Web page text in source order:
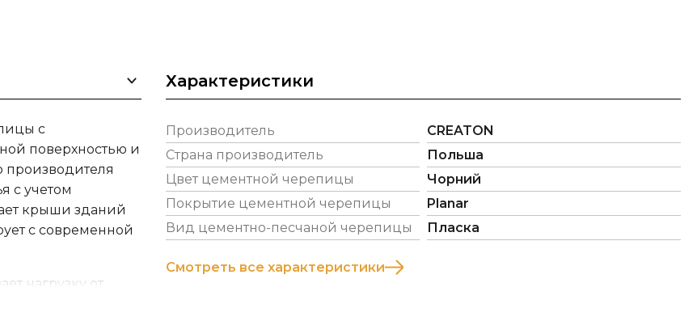
с
поверхностью и
с учетом
крыши зданий
с современной
нагрузку от
высокими
Характеристики
Производитель
CREATON
Страна производитель
Польша
Цвет цементной черепицы
Чорний
Покрытие цементной черепицы
Planar
Вид цементно-песчаной черепицы
Пласка
Смотреть все характеристики